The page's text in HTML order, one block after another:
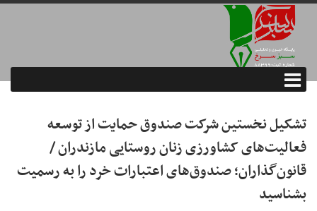
تشکیل نخستین شرکت صندوق حمایت از توسعه
فعالیت‌های کشاورزی زنان روستایی مازندران /
قانون‌گذاران؛ صندوق‌های اعتبارات خرد را به رسمیت
بشناسید